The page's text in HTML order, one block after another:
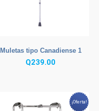
Muletas tipo Canadiense 1
Q239.00
¡Oferta!